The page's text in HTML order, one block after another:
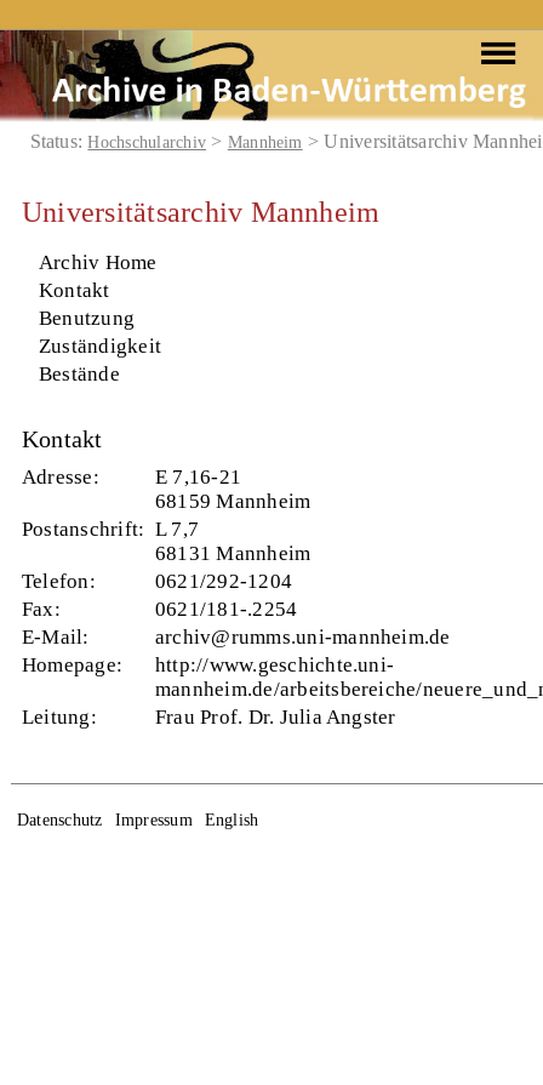
Status:Hochschularchiv > Mannheim > Universitätsarchiv
Universitätsarchiv Mannheim
Archiv Home
Kontakt
Benutzung
Zuständigkeit
Bestände
Kontakt
Adresse:
E 7,16-21
68159 Mannheim
Postanschrift: L 7,7
68131 Mannheim
Telefon:
0621/292-1204
Fax:
0621/181-.2254
E-Mail:
archiv@rumms.uni-mannheim.de
Homepage:
http://www.geschichte.uni-
mannheim.de/arbeitsbereiche/
Leitung:
Frau Prof. Dr. Julia Angster
Datenschutz Impressum English